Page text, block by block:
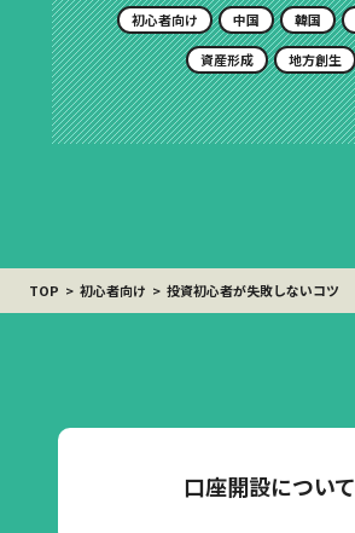
初心者向け 中国 韓国
資産形成 地方創生
TOP 初心者向け 投資初心者が失敗しないコツ
口座開設について